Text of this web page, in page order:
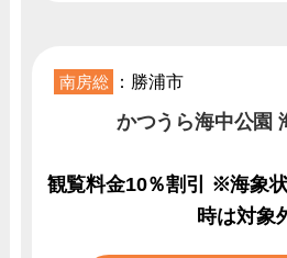
南房総 ：勝浦市
かつうら海中公園
観覧料金10％割引 ※海象
時は対象